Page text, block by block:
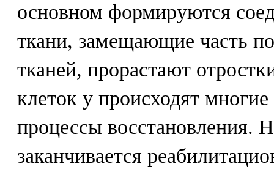
основном формируются
ткани, замещающие часть
тканей, прорастают
клеток у происходят
процессы восстановления.
заканчивается